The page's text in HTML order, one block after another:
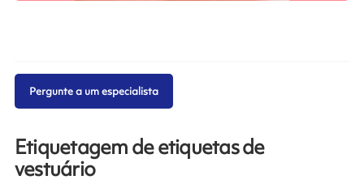
Etiquetagem de etiquetas de
vestuário
Pergunte a um especialista